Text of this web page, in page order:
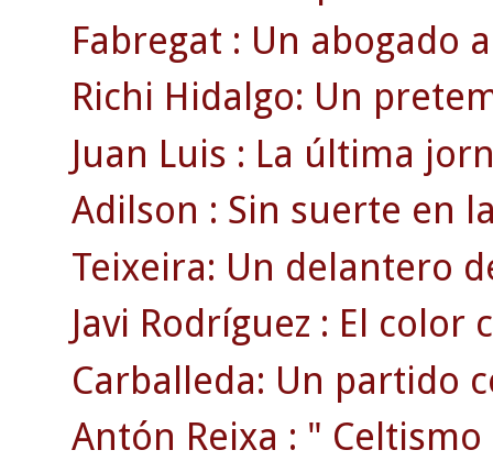
Fabregat : Un abogado
Richi Hidalgo: Un
Juan Luis : La última
Adilson : Sin suerte en
Teixeira: Un delantero
Javi Rodríguez : El color
Carballeda: Un partido
Antón Reixa : "